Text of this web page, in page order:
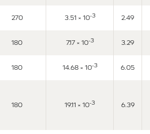
270 3.51 × 10-3 2.49
180 7.17 × 10-3 3.29
180 14.68 × 10-3 6.05
180 19.11 × 10-3 6.39